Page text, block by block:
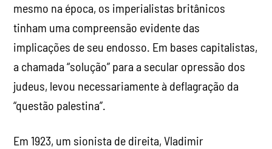
mesmo na época, os imperialistas britânicos
tinham uma compreensão evidente das
implicações de seu endosso. Em bases capitalistas,
a chamada “solução” para a secular opressão dos
judeus, levou necessariamente à deflagração da
“questão palestina”.
Em 1923, um sionista de direita, Vladimir